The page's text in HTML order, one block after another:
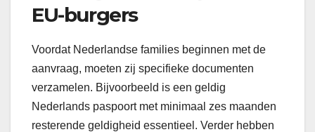
EU-burgers
Voordat Nederlandse families beginnen met de
aanvraag, moeten zij specifieke documenten
verzamelen. Bijvoorbeeld is een geldig
Nederlands paspoort met minimaal zes maanden
resterende geldigheid essentieel. Verder hebben